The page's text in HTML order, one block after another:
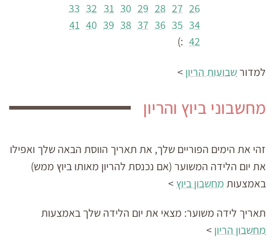
26
27
28
29
30
31
32
33
34
35
36
37
38
39
40
41
42
:)
למדורשבועות הריון >
מחשבוני ביוץ והריון
זהי את הימים הפוריים שלך, את תאריך הווסת הבאה שלך ואפילו
את יום הלידה המשוער (אם נכנסת להריון מאותו ביוץ ממש)
באמצעות מחשבון ביוץ >
תאריך לידה משוער: מצאי את יום הלידה שלך באמצעות
מחשבון הריון >